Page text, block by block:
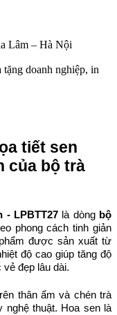
Lâm – Hà Nội
tặng doanh nghiệp, in
tiết sen
của bộ trà
- LPBTT27 là dòng bộ
phong cách tinh giản
được sản xuất từ
độ cao giúp tăng độ
đẹp lâu dài.
thân ấm và chén trà
nghệ thuật. Hoa sen là